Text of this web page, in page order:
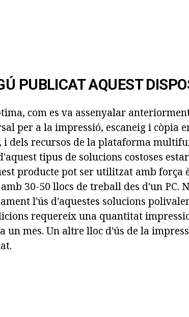
PUBLICAT AQUEST
com es va assenyalar
per a la impressió, escaneig i còpia
i dels recursos de la plataforma
tipus de solucions costoses
producte pot ser utilitzat amb força
30-50 llocs de treball des d'un PC.
l'ús d'aquestes solucions
requereix una quantitat
un mes. Un altre lloc d'ús de la